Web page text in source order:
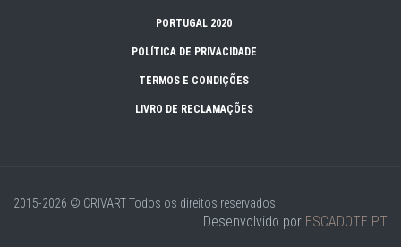
PORTUGAL 2020
POLÍTICA DE PRIVACIDADE
TERMOS E CONDIÇÕES
LIVRO DE RECLAMAÇÕES
2015-2026 © CRIVARTTodos os direitos reservados.
Desenvolvido por ESCADOTE.PT